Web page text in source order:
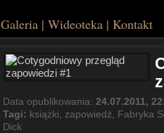
Galeria | Wideoteka | Kontakt
Data opublikowania: 24.07.2011,
Tagi: książki zapowiedź
Fabryka
Dick